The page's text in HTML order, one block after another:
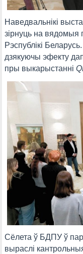
Наведвальнікі
зірнуць на вядомыя
Рэспублікі
дзякуючы эфекту
пры выкарыстанні
Сёлета ў БДПУ ў
выраслі